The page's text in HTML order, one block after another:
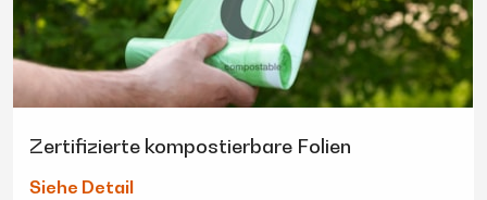
Zertifizierte kompostierbare Folien
Siehe Detail